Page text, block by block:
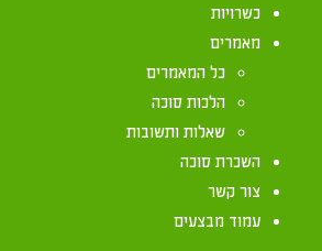
כשרויות
מאמרים
כל המאמרים
הלכות סוכה
שאלות ותשובות
השכרת סוכה
צור קשר
עמוד מבצעים